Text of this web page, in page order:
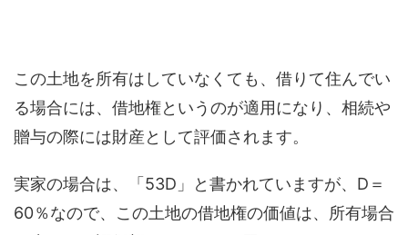
この土地を所有はしていなくても、借りて住んでい
る場合には、借地権というのが適用になり、相続や
贈与の際には財産として評価されます。
実家の場合は、「53D」と書かれていますが、D＝
60％なので、この土地の借地権の価値は、所有場合